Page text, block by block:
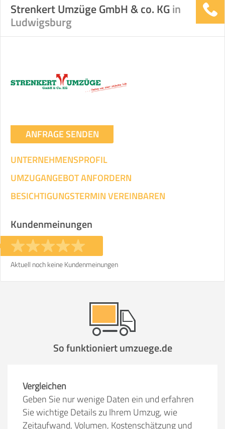
Stunden Stunden
KOSTENSCHÄTZUNG: € -€
Mitarbeiter Zeit pro Mitarbeiter
KOSTENSCHÄTZUNG:
ICH MÖCHTE ANGEBOTE ANFORDERN
SO ERRECHNET SICH DIE KOSTENSCHÄTZUNG
Strenkert Umzüge GmbH & co. KGin
Ludwigsburg
ANFRAGE SENDEN
UNTERNEHMENSPROFIL
UMZUGANGEBOT ANFORDERN
BESICHTIGUNGSTERMIN VEREINBAREN
Kundenmeinungen
Aktuell noch keine Kundenmeinungen
So funktioniert umzuege.de
Vergleichen
Geben Sie nur wenige Daten ein und erfahren
Sie wichtige Details zu Ihrem Umzug, wie
Zeitaufwand, Volumen, Kostenschätzung und